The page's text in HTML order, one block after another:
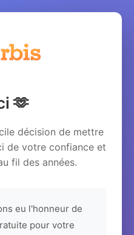
🫶
décision de mettre
de votre confiance et
fil des années.
eu l'honneur de
pour votre